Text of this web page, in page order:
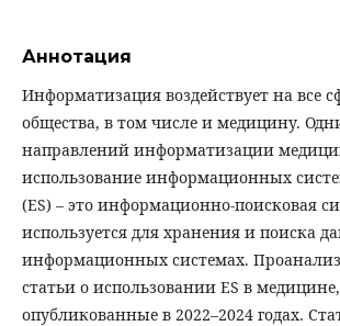
Аннотация
Информатизация воздействует на все
общества, в том числе и медицину.
направлений информатизации
использование информационных
(ES) – это информационно-поисковая
используется для хранения и поиска
информационных системах.
статьи о использовании ES в медицине,
опубликованные в 2022–2024 годах.